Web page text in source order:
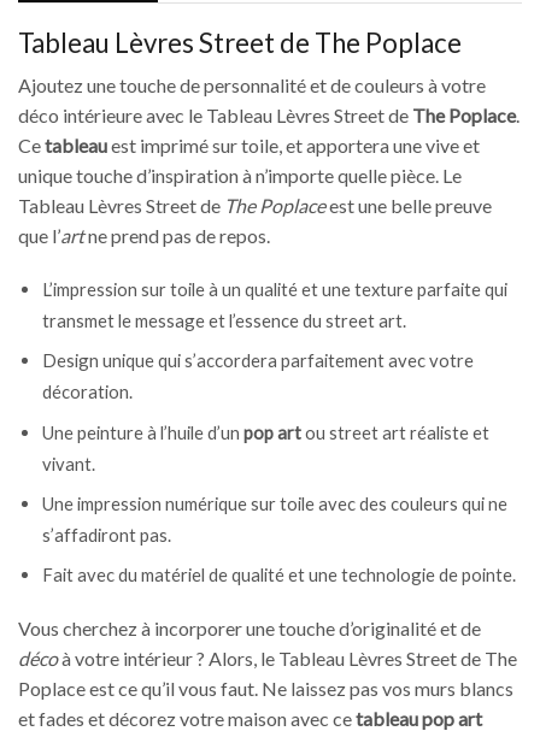
Tableau Lèvres Street de The Poplace
Ajoutez une touche de personnalité et de couleurs à votre
déco intérieure avec le Tableau Lèvres Street de The Poplace.
Cetableauest imprimé sur toile, et apportera une vive et
unique touche d’inspiration à n’importe quelle pièce. Le
Tableau Lèvres Street de The Poplaceest une belle preuve
que l’artne prend pas de repos.
L’impression sur toile à un qualité et une texture parfaite qui
transmet le message et l’essence du street art.
Design unique qui s’accordera parfaitement avec votre
décoration.
Une peinture à l’huile d’un pop artou street art réaliste et
vivant.
Une impression numérique sur toile avec des couleurs qui ne
s’affadiront pas.
Fait avec du matériel de qualité et une technologie de pointe.
Vous cherchez à incorporer une touche d’originalité et de
décoà votre intérieur ? Alors, le Tableau Lèvres Street de The
Poplace est ce qu’il vous faut. Ne laissez pas vos murs blancs
et fades et décorez votre maison avec cetableau pop art